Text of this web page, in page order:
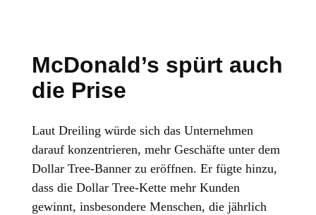
McDonald’s spürt auch
die Prise
Laut Dreiling würde sich das Unternehmen
darauf konzentrieren, mehr Geschäfte unter dem
Dollar Tree-Banner zu eröffnen. Er fügte hinzu,
dass die Dollar Tree-Kette mehr Kunden
gewinnt, insbesondere Menschen, die jährlich